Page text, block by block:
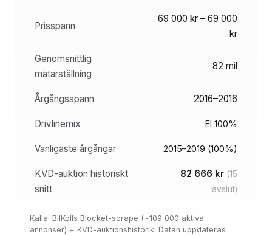
Prisspann
69 000 kr – 69 000
kr
Genomsnittlig
mätarställning
82 mil
Årgångsspann 2016–2016
Drivlinemix El 100%
Vanligaste årgångar 2015–2019 (100%)
KVD-auktion historiskt
snitt
82 666 kr (15
avslut)
Källa: BilKolls Blocket-scrape (~109 000 aktiva
annonser) + KVD-auktionshistorik. Datan uppdateras